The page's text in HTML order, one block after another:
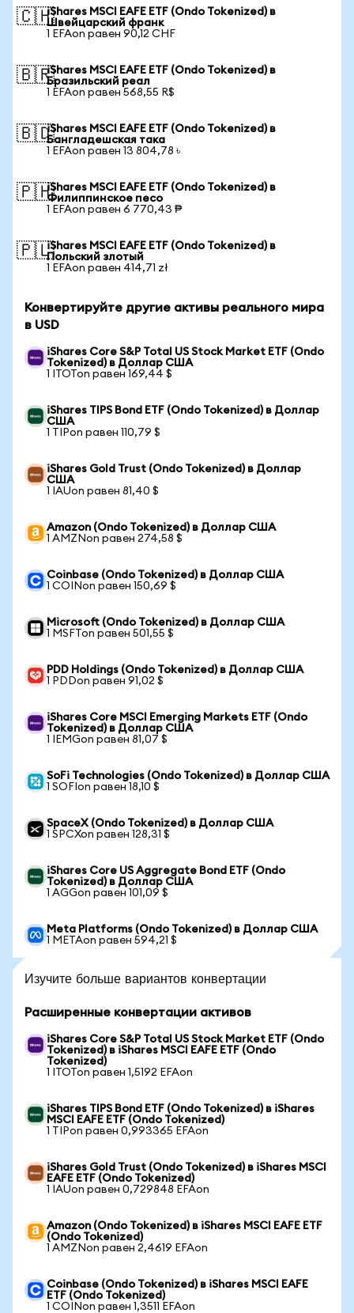
🇨🇭iShares MSCI EAFE ETF (Ondo Tokenized) в
Швейцарский франк
1 EFAon равен 90,12 CHF
🇧🇷iShares MSCI EAFE ETF (Ondo Tokenized) в
Бразильский реал
1 EFAon равен 568,55 R$
🇧🇩iShares MSCI EAFE ETF (Ondo Tokenized) в
Бангладешская така
1 EFAon равен 13 804,78 ৳
🇵🇭iShares MSCI EAFE ETF (Ondo Tokenized) в
Филиппинское песо
1 EFAon равен 6 770,43 ₱
🇵🇱iShares MSCI EAFE ETF (Ondo Tokenized) в
Польский злотый
1 EFAon равен 414,71 zł
Конвертируйте другие активы реального мира
в USD
iShares Core S&P Total US Stock Market ETF (Ondo
Tokenized) в Доллар США
1 ITOTon равен 169,44 $
iShares TIPS Bond ETF (Ondo Tokenized) в Доллар
США
1 TIPon равен 110,79 $
iShares Gold Trust (Ondo Tokenized) в Доллар
США
1 IAUon равен 81,40 $
Amazon (Ondo Tokenized) в Доллар США
1 AMZNon равен 274,58 $
Coinbase (Ondo Tokenized) в Доллар США
1 COINon равен 150,69 $
Microsoft (Ondo Tokenized) в Доллар США
1 MSFTon равен 501,55 $
PDD Holdings (Ondo Tokenized) в Доллар США
1 PDDon равен 91,02 $
iShares Core MSCI Emerging Markets ETF (Ondo
Tokenized) в Доллар США
1 IEMGon равен 81,07 $
SoFi Technologies (Ondo Tokenized) в Доллар США
1 SOFIon равен 18,10 $
SpaceX (Ondo Tokenized) в Доллар США
1 SPCXon равен 128,31 $
iShares Core US Aggregate Bond ETF (Ondo
Tokenized) в Доллар США
1 AGGon равен 101,09 $
Meta Platforms (Ondo Tokenized) в Доллар США
1 METAon равен 594,21 $
Изучите больше вариантов конвертации
Расширенные конвертации активов
iShares Core S&P Total US Stock Market ETF (Ondo
Tokenized) в iShares MSCI EAFE ETF (Ondo
Tokenized)
1 ITOTon равен 1,5192 EFAon
iShares TIPS Bond ETF (Ondo Tokenized) в iShares
MSCI EAFE ETF (Ondo Tokenized)
1 TIPon равен 0,993365 EFAon
iShares Gold Trust (Ondo Tokenized) в iShares MSCI
EAFE ETF (Ondo Tokenized)
1 IAUon равен 0,729848 EFAon
Amazon (Ondo Tokenized) в iShares MSCI EAFE ETF
(Ondo Tokenized)
1 AMZNon равен 2,4619 EFAon
Coinbase (Ondo Tokenized) в iShares MSCI EAFE
ETF (Ondo Tokenized)
1 COINon равен 1,3511 EFAon